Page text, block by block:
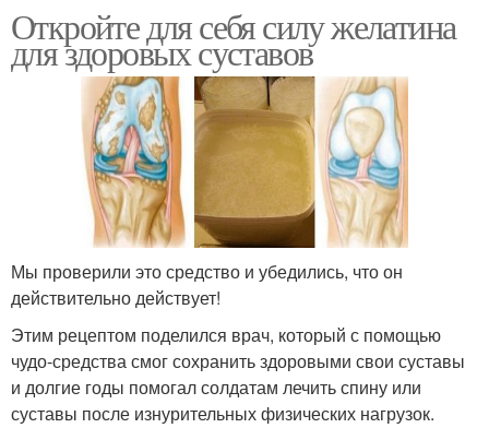
Откройте для себя силу желатина
для здоровых суставов
Мы проверили это средство и убедились, что он
действительно действует!
Этим рецептом поделился врач, который с помощью
чудо-средства смог сохранить здоровыми свои суставы
и долгие годы помогал солдатам лечить спину или
суставы после изнурительных физических нагрузок.